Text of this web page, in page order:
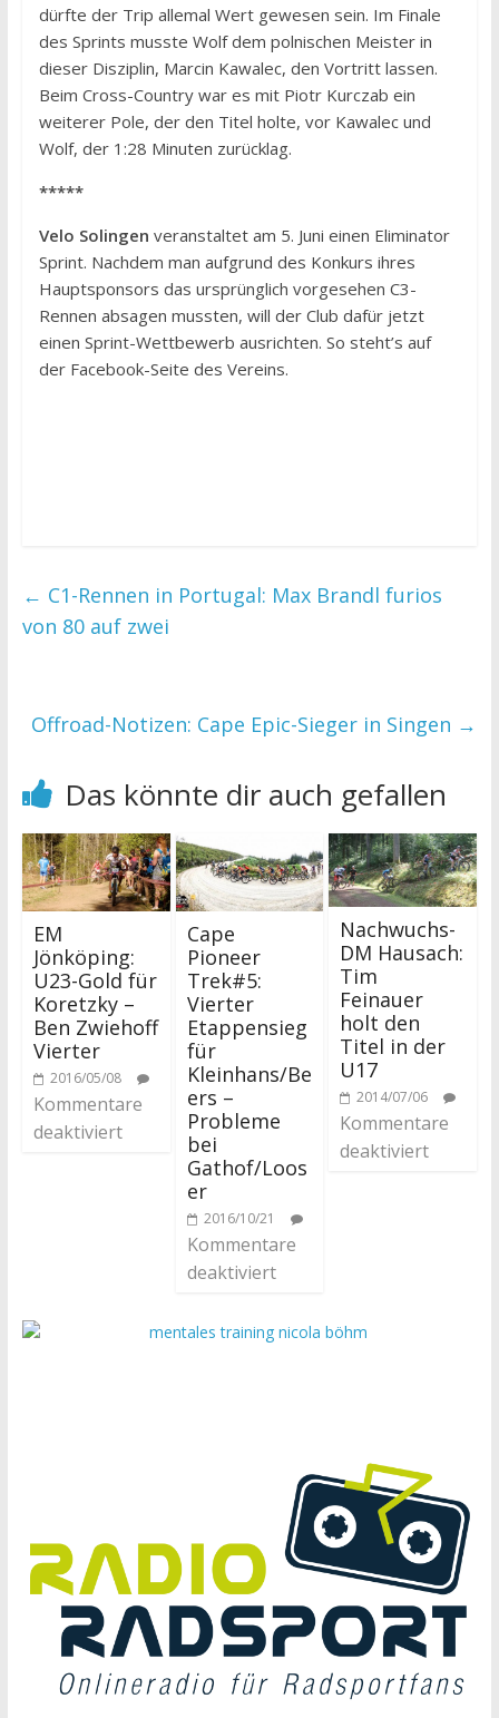
dürfte der Trip allemal Wert gewesen sein. Im Finale
des Sprints musste Wolf dem polnischen Meister in
dieser Disziplin, Marcin Kawalec, den Vortritt lassen.
Beim Cross-Country war es mit Piotr Kurczab ein
weiterer Pole, der den Titel holte, vor Kawalec und
Wolf, der 1:28 Minuten zurücklag.
*****
Velo Solingen veranstaltet am 5. Juni einen Eliminator
Sprint. Nachdem man aufgrund des Konkurs ihres
Hauptsponsors das ursprünglich vorgesehen C3-
Rennen absagen mussten, will der Club dafür jetzt
einen Sprint-Wettbewerb ausrichten. So steht’s auf
der Facebook-Seite des Vereins.
← C1-Rennen in Portugal: Max Brandl furios
von 80 auf zwei
Offroad-Notizen: Cape Epic-Sieger in Singen →
Das könnte dir auch gefallen
EM
Jönköping:
U23-Gold für
Koretzky –
Ben Zwiehoff
Vierter
2016/05/08
Kommentare
deaktiviert
Cape
Pioneer
Trek#5:
Vierter
Etappensieg
für
Kleinhans/Be
ers –
Probleme
bei
Gathof/Loos
er
2016/10/21
Kommentare
deaktiviert
Nachwuchs-
DM Hausach:
Tim
Feinauer
holt den
Titel in der
U17
2014/07/06
Kommentare
deaktiviert